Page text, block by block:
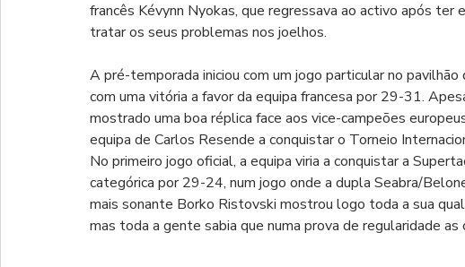
francês Kévynn Nyokas, que regressava ao activo após
tratar os seus problemas nos joelhos.
A pré-temporada iniciou com um jogo particular no
com uma vitória a favor da equipa francesa por 29-31.
mostrado uma boa réplica face aos vice-campeões
equipa de Carlos Resende a conquistar o Torneio
No primeiro jogo oficial, a equipa viria a conquistar a
categórica por 29-24, num jogo onde a dupla Seabra/
mais sonante Borko Ristovski mostrou logo toda a sua
mas toda a gente sabia que numa prova de regularidade